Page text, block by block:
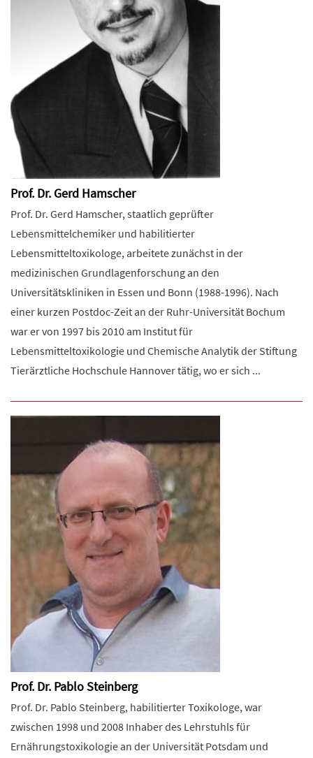
Prof. Dr. Gerd Hamscher
Prof. Dr. Gerd Hamscher, staatlich geprüfter
Lebensmittelchemiker und habilitierter
Lebensmitteltoxikologe, arbeitete zunächst in der
medizinischen Grundlagenforschung an den
Universitätskliniken in Essen und Bonn (1988-1996). Nach
einer kurzen Postdoc-Zeit an der Ruhr-Universität Bochum
war er von 1997 bis 2010 am Institut für
Lebensmitteltoxikologie und Chemische Analytik der Stiftung
Tierärztliche Hochschule Hannover tätig, wo er sich ...
Prof. Dr. Pablo Steinberg
Prof. Dr. Pablo Steinberg, habilitierter Toxikologe, war
zwischen 1998 und 2008 Inhaber des Lehrstuhls für
Ernährungstoxikologie an der Universität Potsdam und